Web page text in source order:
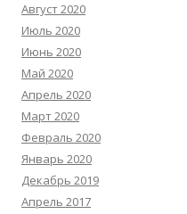
Август 2020
Июль 2020
Июнь 2020
Май 2020
Апрель 2020
Март 2020
Февраль 2020
Январь 2020
Декабрь 2019
Апрель 2017